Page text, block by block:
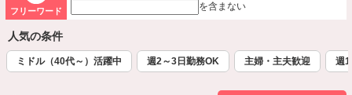
フリーワード を含まない
人気の条件
ミドル（40代～）活躍中 週2～3日勤務OK 主婦・主夫歓迎 週